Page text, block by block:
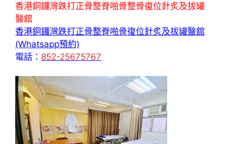
香港銅鑼灣跌打正骨整脊啪骨整骨復位針炙及拔罐
醫舘
香港銅鑼灣跌打正骨整脊啪骨復位針炙及拔罐醫舘
(Whatsapp預約)
電話： 852-25675767